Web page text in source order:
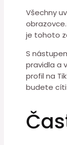
Všechny
je tohoto
S
pravidla a
profil na
budete